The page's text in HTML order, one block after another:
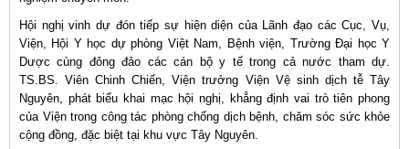
Hội nghị vinh dự đón tiếp sự hiện diện của Lãnh đạo các Cục, Vụ,
Viện, Hội Y học dự phòng Việt Nam, Bệnh viện, Trường Đại học Y
Dược cùng đông đảo các cán bộ y tế trong cả nước tham dự.
TS.BS. Viên Chinh Chiến, Viện trưởng Viện Vệ sinh dịch tễ Tây
Nguyên, phát biểu khai mạc hội nghị, khẳng định vai trò tiên phong
của Viện trong công tác phòng chống dịch bệnh, chăm sóc sức khỏe
cộng đồng, đặc biệt tại khu vực Tây Nguyên.